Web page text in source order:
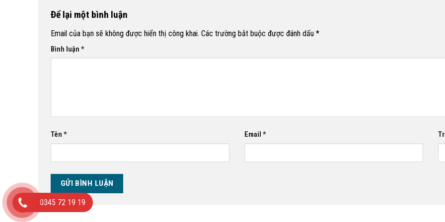
Để lại một bình luận
Email của bạn sẽ không được hiển thị công khai. Các trường bắt buộc được đánh dấu *
Bình luận *
Tên * Email *
0345 72 19 19